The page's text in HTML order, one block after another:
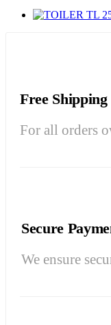
Free
For all orders
Secure
We ensure